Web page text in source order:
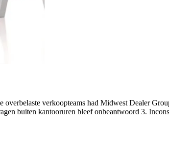
overbelaste verkoopteams had Midwest Dealer
buiten kantooruren bleef onbeantwoord 3.